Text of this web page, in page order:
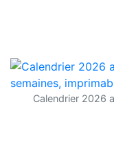
Calendrier 2026